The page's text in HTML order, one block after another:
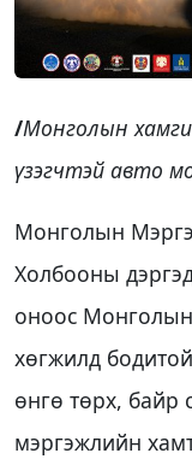
/Монголын
үзэгчтэй авто
Монголын
Холбооны
оноос
хөгжилд
өнгө төрх, байр
мэргэжлийн